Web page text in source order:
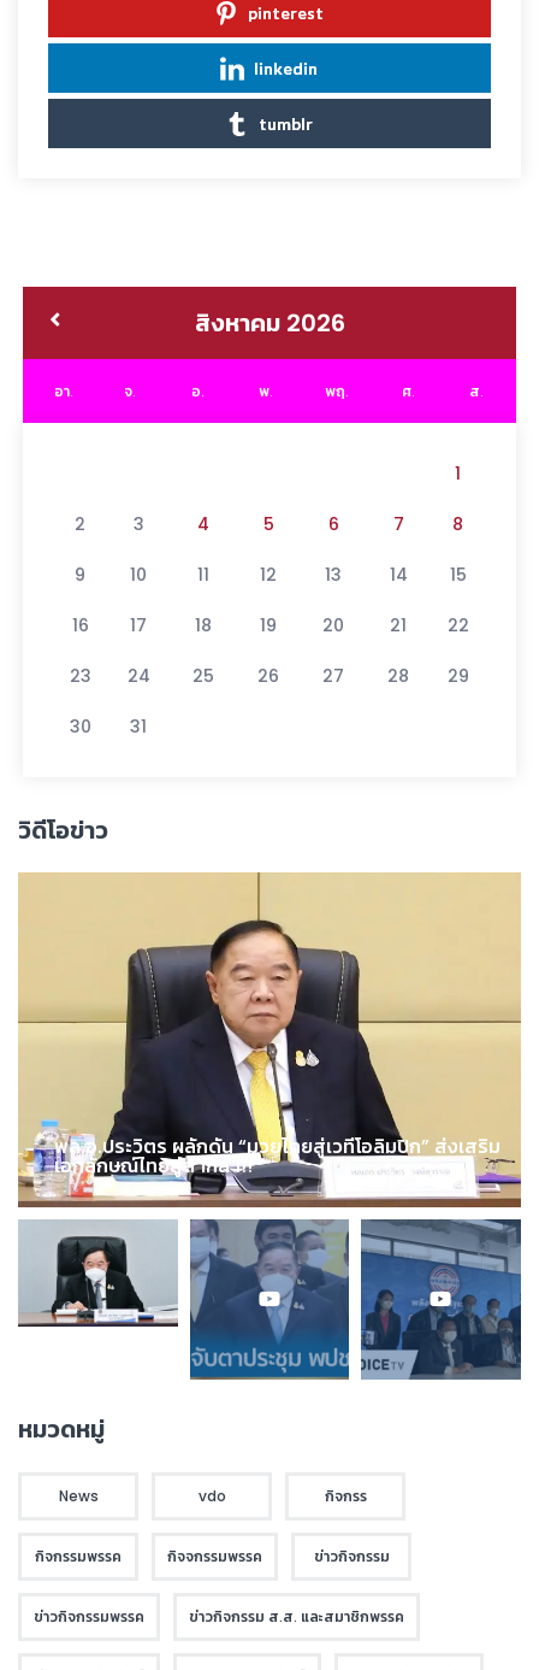
pinterest
linkedin
tumblr
สิงหาคม 2026
อา. จ. อ. พ. พฤ. ศ. ส.
1
2 3 4 5 6 7 8
9 10 11 12 13 14 15
16 17 18 19 20 21 22
23 24 25 26 27 28 29
30 31
วิดีโอข่าว
พล.อ.ประวิตร ผลักดัน “มวยไทยสู่เวทีโอลิมปิก” ส่งเสริม
เอกลักษณ์ไทยสู่สากล !!!
หมวดหมู่
News vdo กิจกรร
กิจกรรมพรรค กิจจกรรมพรรค ข่าวกิจกรรม
ข่าวกิจกรรมพรรค ข่าวกิจกรรม ส.ส. และสมาชิกพรรค